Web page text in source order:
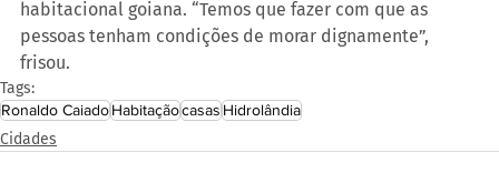
habitacional goiana. “Temos que fazer com que as
pessoas tenham condições de morar dignamente”,
frisou.
Tags:
Ronaldo CaiadoHabitaçãocasas Hidrolândia
Cidades